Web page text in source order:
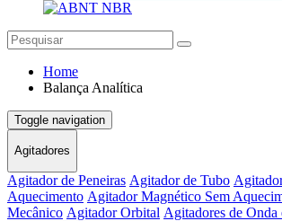
Home
Balança Analítica
Toggle navigation
Agitadores
Agitador de Peneiras Agitador de Tubo
Aquecimento Agitador Magnético Sem
Mecânico Agitador Orbital Agitadores de Onda